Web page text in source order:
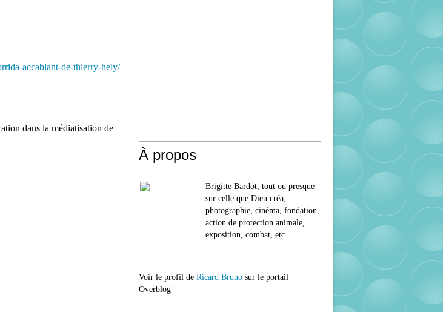
accablant-de-thierry-hely/
dans la médiatisation de
À propos
Brigitte Bardot, tout ou presque
sur celle que Dieu créa,
photographie, cinéma, fondation,
action de protection animale,
exposition, combat, etc.
Voir le profil de Ricard Bruno sur le portail
Overblog